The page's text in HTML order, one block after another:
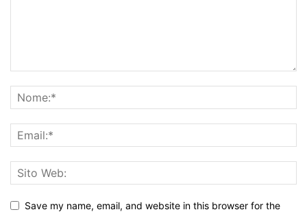
Save my name, email, and website in this browser for the